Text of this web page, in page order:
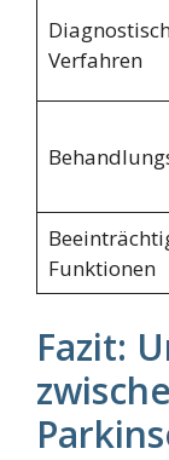
Verfahren
Funktionen
Fazit: